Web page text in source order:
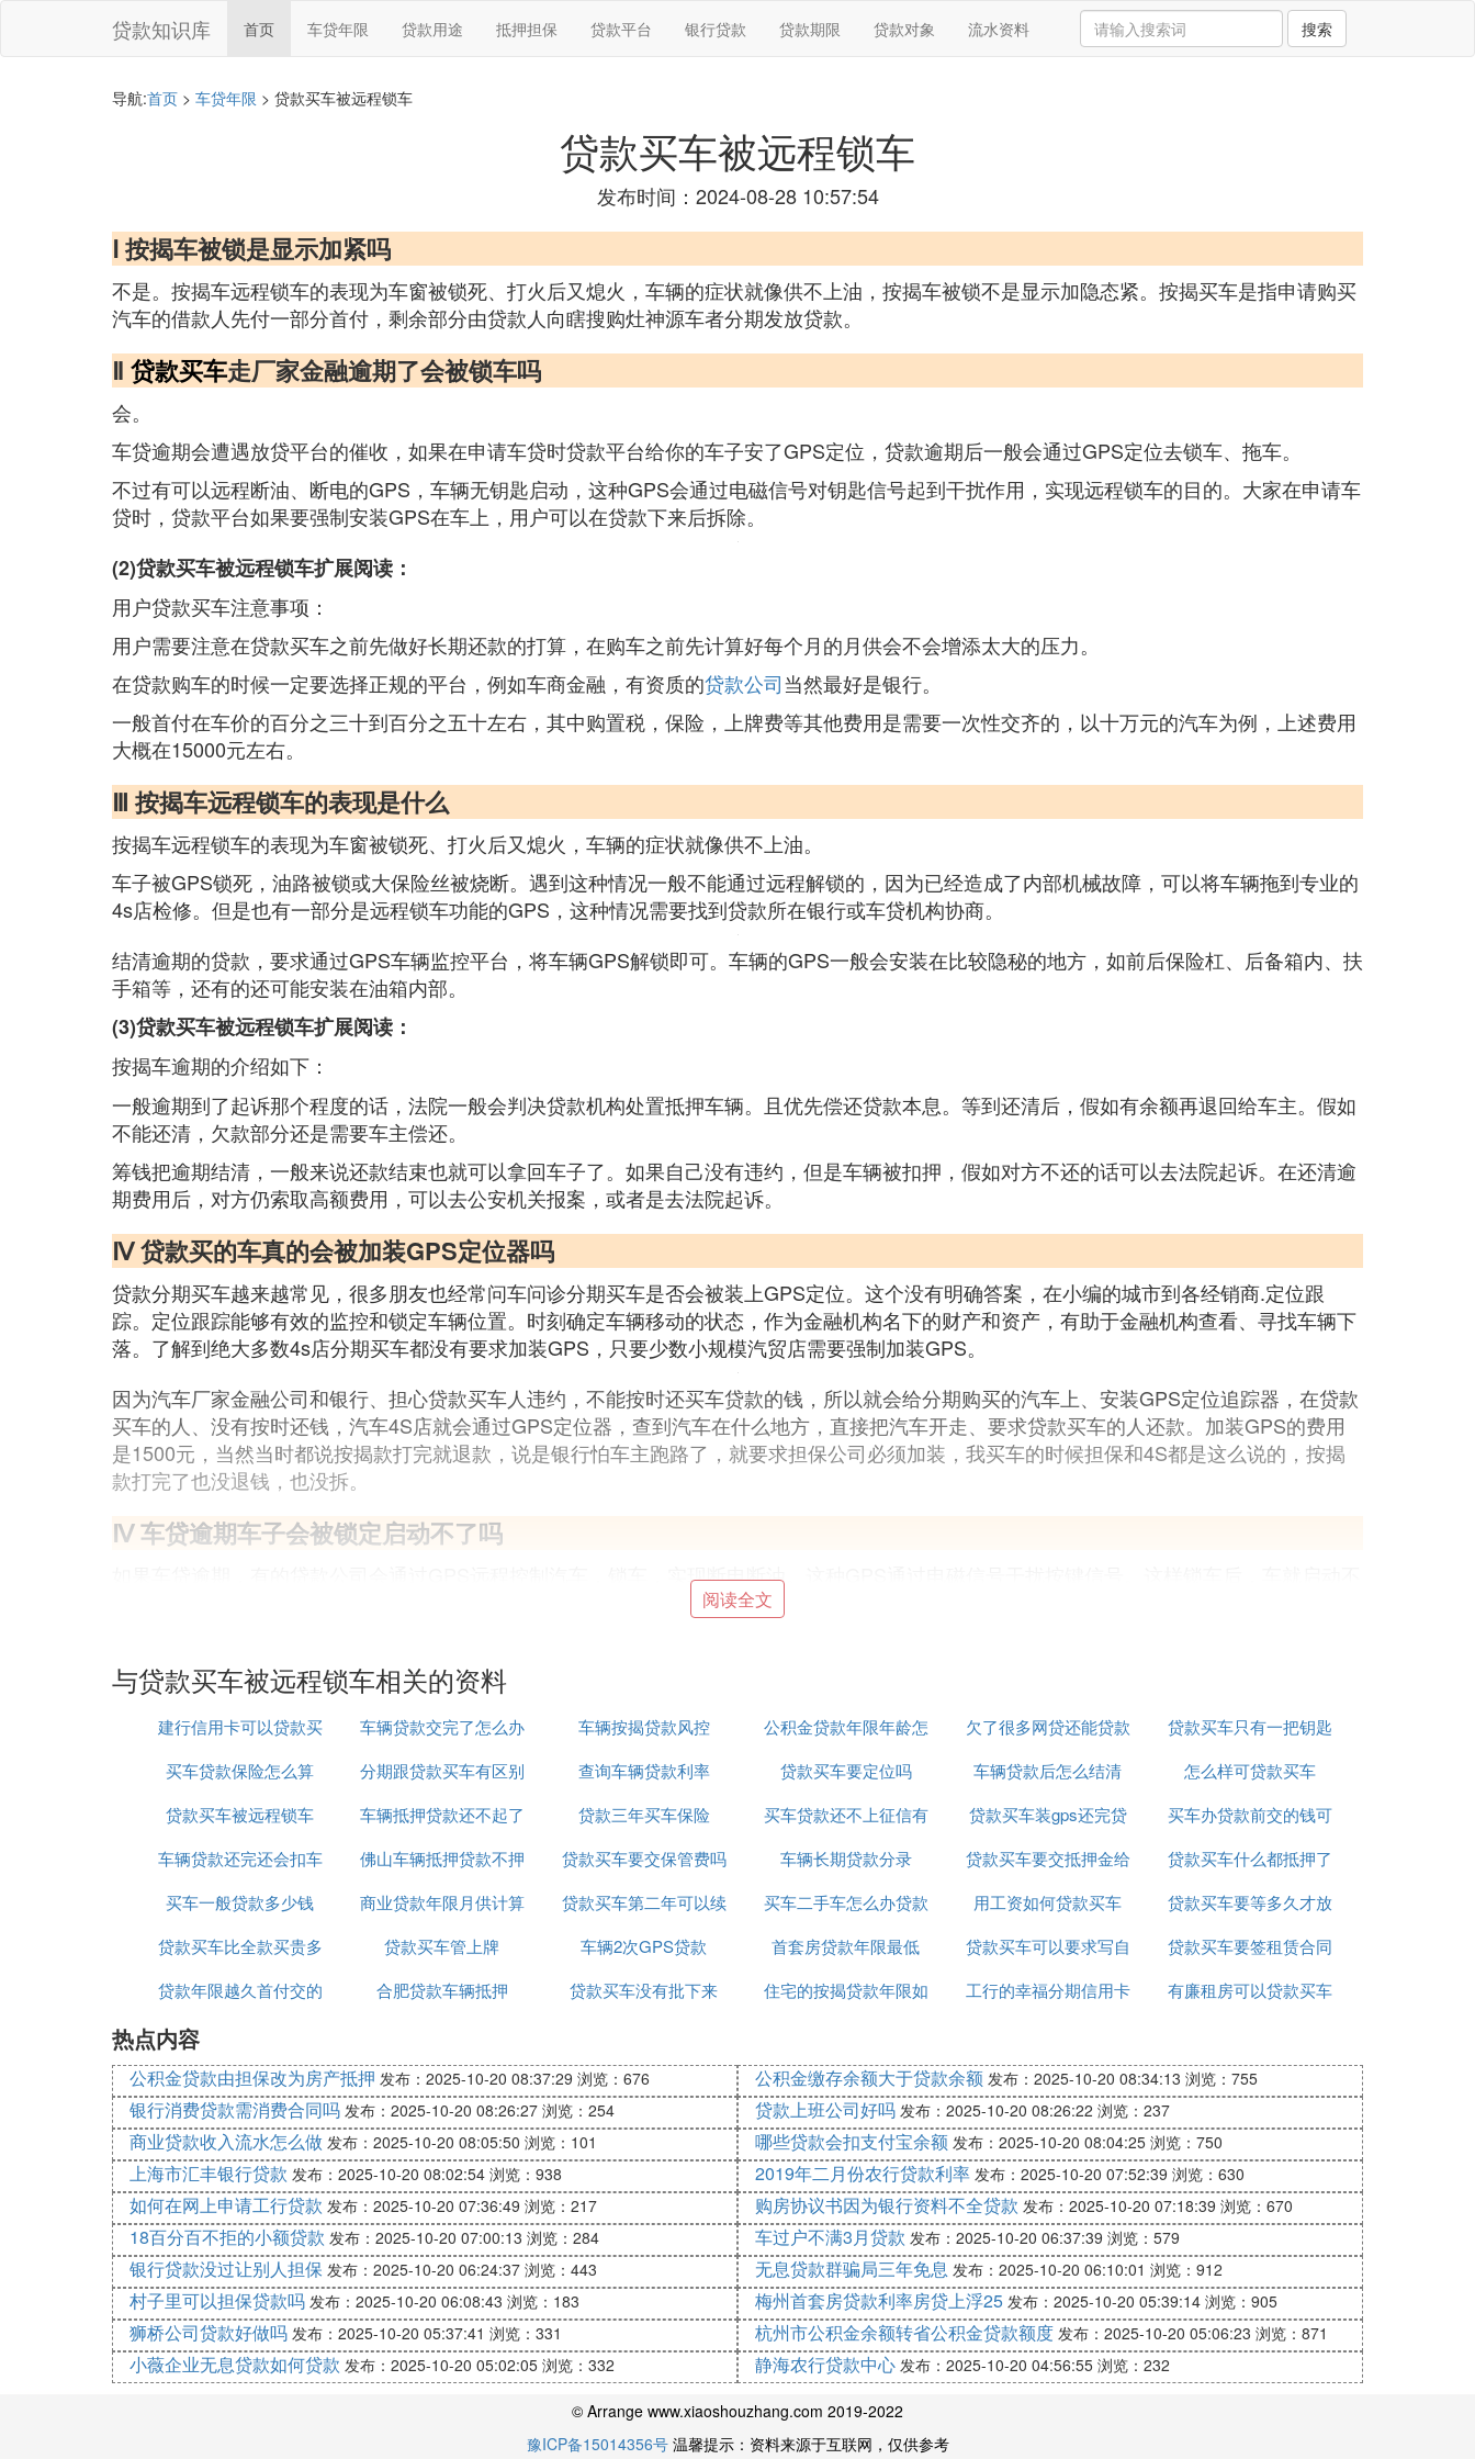
贷款知识库 首页 车贷年限 贷款用途 抵押担保 贷款平台 银行贷款 贷款期限 贷款对象 流水资料 搜索
导航:首页 > 车贷年限 > 贷款买车被远程锁车
贷款买车被远程锁车
发布时间：2024-08-28 10:57:54
Ⅰ 按揭车被锁是显示加紧吗
不是。按揭车远程锁车的表现为车窗被锁死、打火后又熄火，车辆的症状就像供不上油，按揭车被锁不是显示加隐态紧。按揭买车是指申请购买
汽车的借款人先付一部分首付，剩余部分由贷款人向瞎搜购灶神源车者分期发放贷款。
Ⅱ 贷款买车走厂家金融逾期了会被锁车吗
会。
车贷逾期会遭遇放贷平台的催收，如果在申请车贷时贷款平台给你的车子安了GPS定位，贷款逾期后一般会通过GPS定位去锁车、拖车。
不过有可以远程断油、断电的GPS，车辆无钥匙启动，这种GPS会通过电磁信号对钥匙信号起到干扰作用，实现远程锁车的目的。大家在申请车
贷时，贷款平台如果要强制安装GPS在车上，用户可以在贷款下来后拆除。
(2)贷款买车被远程锁车扩展阅读：
用户贷款买车注意事项：
用户需要注意在贷款买车之前先做好长期还款的打算，在购车之前先计算好每个月的月供会不会增添太大的压力。
在贷款购车的时候一定要选择正规的平台，例如车商金融，有资质的贷款公司当然最好是银行。
一般首付在车价的百分之三十到百分之五十左右，其中购置税，保险，上牌费等其他费用是需要一次性交齐的，以十万元的汽车为例，上述费用
大概在15000元左右。
Ⅲ 按揭车远程锁车的表现是什么
按揭车远程锁车的表现为车窗被锁死、打火后又熄火，车辆的症状就像供不上油。
车子被GPS锁死，油路被锁或大保险丝被烧断。遇到这种情况一般不能通过远程解锁的，因为已经造成了内部机械故障，可以将车辆拖到专业的
4s店检修。但是也有一部分是远程锁车功能的GPS，这种情况需要找到贷款所在银行或车贷机构协商。
结清逾期的贷款，要求通过GPS车辆监控平台，将车辆GPS解锁即可。车辆的GPS一般会安装在比较隐秘的地方，如前后保险杠、后备箱内、扶
手箱等，还有的还可能安装在油箱内部。
(3)贷款买车被远程锁车扩展阅读：
按揭车逾期的介绍如下：
一般逾期到了起诉那个程度的话，法院一般会判决贷款机构处置抵押车辆。且优先偿还贷款本息。等到还清后，假如有余额再退回给车主。假如
不能还清，欠款部分还是需要车主偿还。
筹钱把逾期结清，一般来说还款结束也就可以拿回车子了。如果自己没有违约，但是车辆被扣押，假如对方不还的话可以去法院起诉。在还清逾
期费用后，对方仍索取高额费用，可以去公安机关报案，或者是去法院起诉。
Ⅳ 贷款买的车真的会被加装GPS定位器吗
贷款分期买车越来越常见，很多朋友也经常问车问诊分期买车是否会被装上GPS定位。这个没有明确答案，在小编的城市到各经销商.定位跟
踪。定位跟踪能够有效的监控和锁定车辆位置。时刻确定车辆移动的状态，作为金融机构名下的财产和资产，有助于金融机构查看、寻找车辆下
落。了解到绝大多数4s店分期买车都没有要求加装GPS，只要少数小规模汽贸店需要强制加装GPS。
因为汽车厂家金融公司和银行、担心贷款买车人违约，不能按时还买车贷款的钱，所以就会给分期购买的汽车上、安装GPS定位追踪器，在贷款
买车的人、没有按时还钱，汽车4S店就会通过GPS定位器，查到汽车在什么地方，直接把汽车开走、要求贷款买车的人还款。加装GPS的费用
是1500元，当然当时都说按揭款打完就退款，说是银行怕车主跑路了，就要求担保公司必须加装，我买车的时候担保和4S都是这么说的，按揭
款打完了也没退钱，也没拆。
Ⅳ 车贷逾期车子会被锁定启动不了吗
如果车贷逾期，有的贷款公司会通过GPS远程控制汽车，锁车，实现断电断油。这种GPS通过电磁信号干扰按键信号。这样锁车后，车就启动不
了了。只能和贷款公司协商，早点结清欠款，然后让贷款公司解锁。汽车贷款逾期的后果如下:遥控汽车
了了。只能和贷款公司协商，早点结清欠款，然后让贷款公司解锁。汽车贷款逾期的后果如下:
遥控汽车锁:
有不良记录。
银行会起诉贷款人:
施。包括冻结贷款人和贷款担保人所有银行账户中的存款，查封贷款人抵押的财产等。判决后将依法对财产进行强制执行(扣划存款、拍卖抵押物
等。)来偿还银行的贷款损失。具体包括:贷款本金、贷款利息、逾期利息、罚息，以及由此产生的一切诉讼费用，抵(质)押财产实现时产生的相关
车贷逾期5天后果严重吗？
车贷逾期5天后果不是很严重，但个人征信只要有逾期90天以上，累计6笔逾期，就是黑账。
汽车贷款:
车贷是指贷款人向申请买车的借款人发放的贷款，也称汽车抵押。借款人有稳定的工作和偿还贷款本息的能力，信用良好；能提供认可资产作抵
押或质押，或有足够代偿能力的第三方为保证人偿还贷款本息并承担连带责任。
购买二手车的注意事项:
选择二手车时，注意敲打车身，听声音是否正常，发动汽车，听发动机声音是否正常。手续相当重要，一般包括登记证、行驶证、购置税等手续
阅读全文
与贷款买车被远程锁车相关的资料
建行信用卡可以贷款买
车吗
车辆贷款交完了怎么办
理
车辆按揭贷款风控
公积金贷款年限年龄怎
么算
欠了很多网贷还能贷款
买车吗
贷款买车只有一把钥匙
买车贷款保险怎么算
分期跟贷款买车有区别
吗
查询车辆贷款利率 贷款买车要定位吗 车辆贷款后怎么结清
怎么样可贷款买车
贷款买车被远程锁车
车辆抵押贷款还不起了
怎么办
贷款三年买车保险
买车贷款还不上征信有
影响吗
贷款买车装gps还完贷
款后
买车办贷款前交的钱可
以退吗
车辆贷款还完还会扣车
吗
佛山车辆抵押贷款不押
车
贷款买车要交保管费吗 车辆长期贷款分录
贷款买车要交抵押金给
银行吗
贷款买车什么都抵押了
买车一般贷款多少钱
商业贷款年限月供计算
贷款买车第二年可以续
保吗
买车二手车怎么办贷款
吗
用工资如何贷款买车
贷款买车要等多久才放
款
贷款买车比全款买贵多
少钱
贷款买车管上牌 车辆2次GPS贷款 首套房贷款年限最低
贷款买车可以要求写自
己的名字吗
贷款买车要签租赁合同
吗
贷款年限越久首付交的
合肥贷款车辆抵押 贷款买车没有批下来
住宅的按揭贷款年限如
工行的幸福分期信用卡
有廉租房可以贷款买车
热点内容
公积金贷款由担保改为房产抵押 发布：2025-10-20 08:37:29 浏览：676 公积金缴存余额大于贷款余额 发布：2025-10-20 08:34:13 浏览：755
银行消费贷款需消费合同吗 发布：2025-10-20 08:26:27 浏览：254 贷款上班公司好吗 发布：2025-10-20 08:26:22 浏览：237
商业贷款收入流水怎么做 发布：2025-10-20 08:05:50 浏览：101 哪些贷款会扣支付宝余额 发布：2025-10-20 08:04:25 浏览：750
上海市汇丰银行贷款 发布：2025-10-20 08:02:54 浏览：938 2019年二月份农行贷款利率 发布：2025-10-20 07:52:39 浏览：630
如何在网上申请工行贷款 发布：2025-10-20 07:36:49 浏览：217 购房协议书因为银行资料不全贷款 发布：2025-10-20 07:18:39 浏览：670
18百分百不拒的小额贷款 发布：2025-10-20 07:00:13 浏览：284 车过户不满3月贷款 发布：2025-10-20 06:37:39 浏览：579
银行贷款没过让别人担保 发布：2025-10-20 06:24:37 浏览：443 无息贷款群骗局三年免息 发布：2025-10-20 06:10:01 浏览：912
村子里可以担保贷款吗 发布：2025-10-20 06:08:43 浏览：183 梅州首套房贷款利率房贷上浮25 发布：2025-10-20 05:39:14 浏览：905
狮桥公司贷款好做吗 发布：2025-10-20 05:37:41 浏览：331 杭州市公积金余额转省公积金贷款额度 发布：2025-10-20 05:06:23 浏览：871
小薇企业无息贷款如何贷款 发布：2025-10-20 05:02:05 浏览：332 静海农行贷款中心 发布：2025-10-20 04:56:55 浏览：232
© Arrange www.xiaoshouzhang.com 2019-2022
豫ICP备15014356号温馨提示：资料来源于互联网，仅供参考